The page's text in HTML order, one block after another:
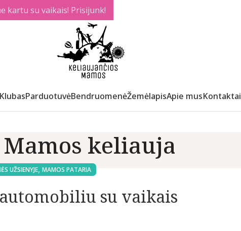
KlubasParduotuvėBendruomenėŽemėlapisApie musKontaktai
Mamos keliauja
UŽSIENYJE, MAMOS PATARIA
su vaikais
kartu su vaikais! Prisijunk!